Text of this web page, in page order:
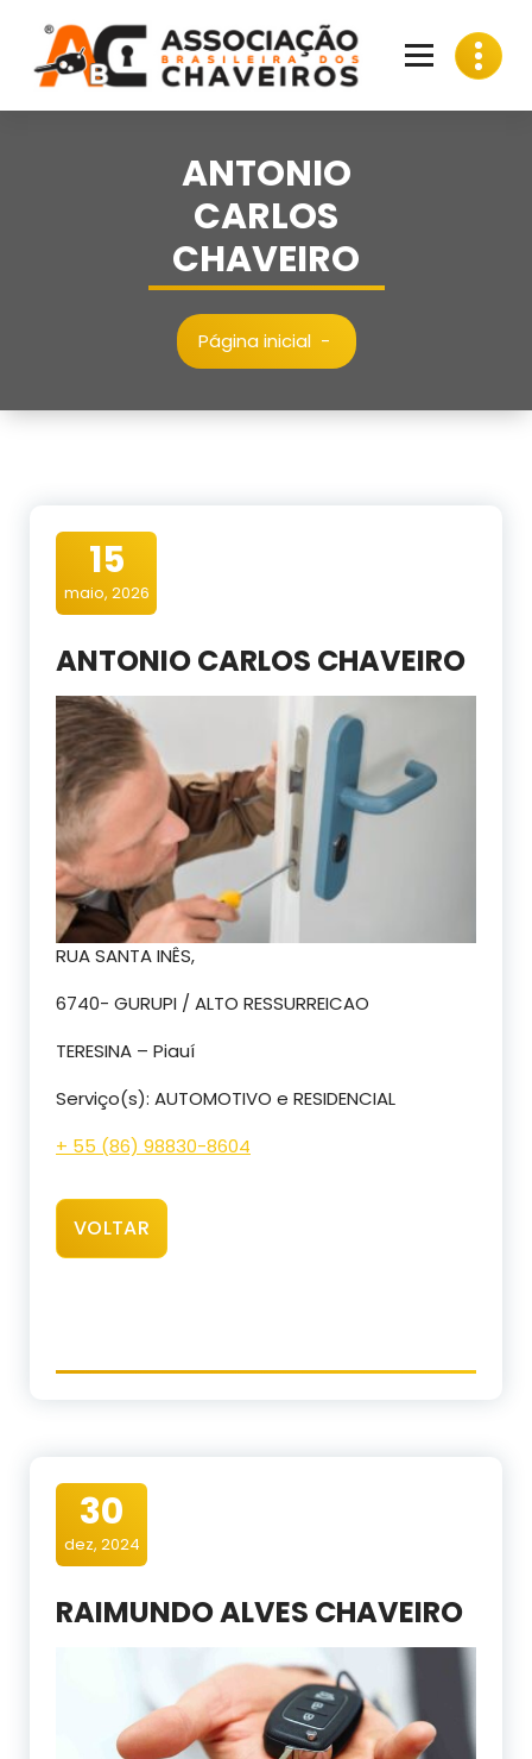
conteúdo
ANTONIO
CARLOS
CHAVEIRO
Página inicial-
15
maio, 2026
ANTONIO CARLOS CHAVEIRO
RUA SANTA INÊS,
6740- GURUPI / ALTO RESSURREICAO
TERESINA – Piauí
Serviço(s): AUTOMOTIVO e RESIDENCIAL
+ 55 (86) 98830-8604
VOLTAR
30
dez, 2024
RAIMUNDO ALVES CHAVEIRO